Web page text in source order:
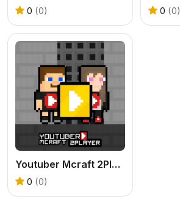
0 (0) 0 (0)
Youtuber Mcraft 2Player
0 (0)